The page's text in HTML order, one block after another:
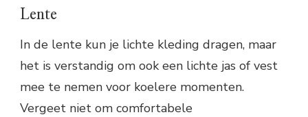
Lente
In de lente kun je lichte kleding dragen, maar
het is verstandig om ook een lichte jas of vest
mee te nemen voor koelere momenten.
Vergeet niet om comfortabele